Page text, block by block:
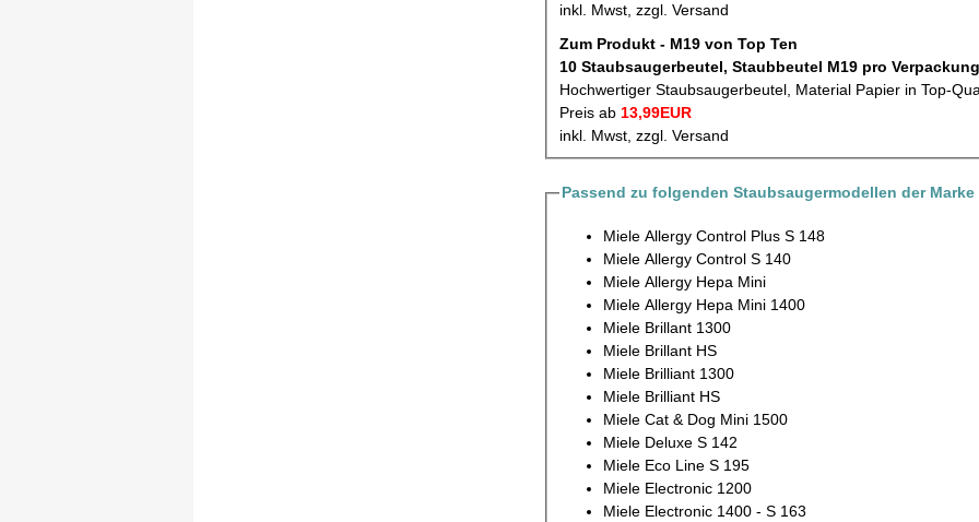
inkl. Mwst, zzgl. Versand
Zum Produkt - M19 von Top Ten
10 Staubsaugerbeutel, Staubbeutel M19
Hochwertiger Staubsaugerbeutel, Material Papier in Top-
Preis ab 13,99EUR
inkl. Mwst, zzgl. Versand
Passend zu folgenden Staubsaugermodellen der Marke
Miele Allergy Control Plus S 148
Miele Allergy Control S 140
Miele Allergy Hepa Mini
Miele Allergy Hepa Mini 1400
Miele Brillant 1300
Miele Brillant HS
Miele Brilliant 1300
Miele Brilliant HS
Miele Cat & Dog Mini 1500
Miele Deluxe S 142
Miele Eco Line S 195
Miele Electronic 1200
Miele Electronic 1400 - S 163